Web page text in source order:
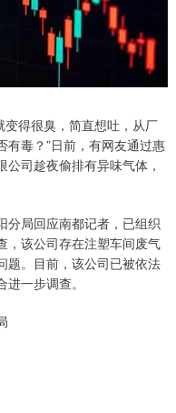
得很臭，简直想吐，从厂
有毒？”日前，有网友通过惠
司趁夜偷排有异味气体，
分局回应南都记者，已组织
，该公司存在注塑车间废气
题。目前，该公司已被依法
一步调查。